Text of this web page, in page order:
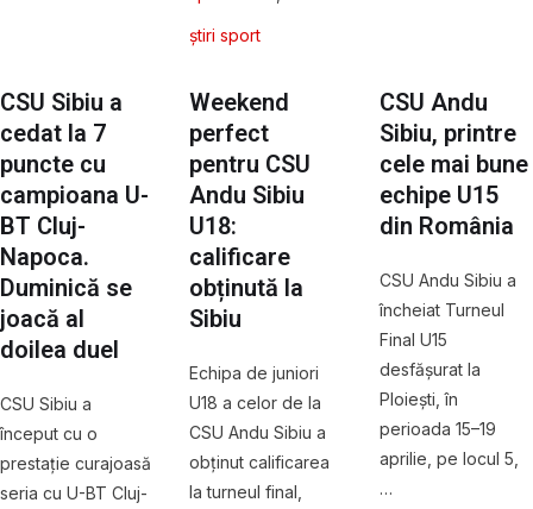
știri sport
CSU Sibiu a
cedat la 7
puncte cu
campioana U-
BT Cluj-
Napoca.
Duminică se
joacă al
doilea duel
CSU Sibiu a
început cu o
prestație curajoasă
seria cu U-BT Cluj-
Weekend
perfect
pentru CSU
Andu Sibiu
U18:
calificare
obținută la
Sibiu
Echipa de juniori
U18 a celor de la
CSU Andu Sibiu a
obținut calificarea
la turneul final,
CSU Andu
Sibiu, printre
cele mai bune
echipe U15
din România
CSU Andu Sibiu a
încheiat Turneul
Final U15
desfășurat la
Ploiești, în
perioada 15–19
aprilie, pe locul 5,
…